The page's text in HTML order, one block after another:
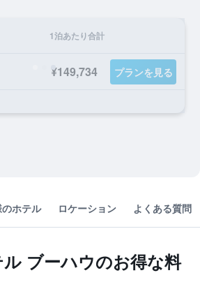
1泊あたり合計
¥149,734 プランを見る
ホテル ロケーション よくある質問
ブーハウのお得な料